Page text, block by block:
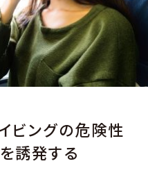
ビングの危険性
誘発する